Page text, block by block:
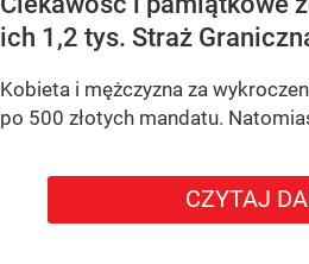
ich 1,2 tys. Straż
Kobieta i mężczyzna za
po 500 złotych mandatu.
CZYTAJ